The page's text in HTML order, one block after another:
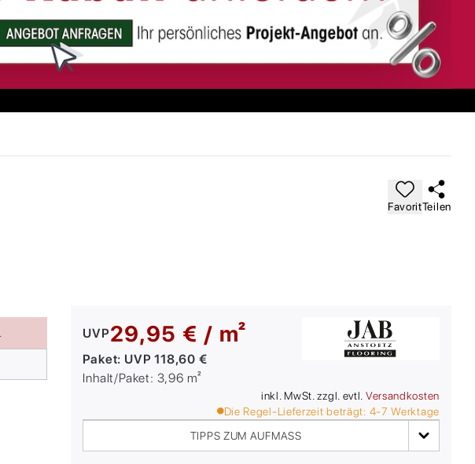
FavoritTeilen
UVP29,95 € / m²
Paket: UVP118,60 €
Inhalt/Paket: 3,96 m²
inkl. MwSt. zzgl. evtl. Versandkosten
Die Regel-Lieferzeit beträgt: 4-7 Werktage
TIPPS ZUM AUFMASS